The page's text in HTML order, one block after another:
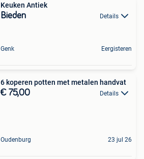
Keuken Antiek
Bieden Details
Genk Eergisteren
6 koperen potten met metalen handvat
€ 75,00 Details
Oudenburg 23 jul 26